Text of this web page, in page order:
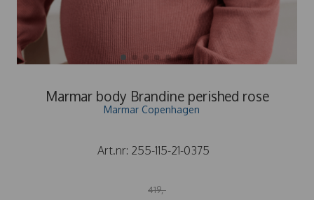
Marmar body Brandine perished rose
Marmar Copenhagen
Art.nr: 255-115-21-0375
419,-